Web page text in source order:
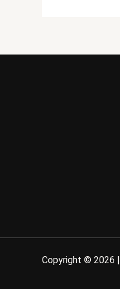
Copyright © 2026